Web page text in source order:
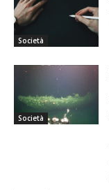
Società
Società